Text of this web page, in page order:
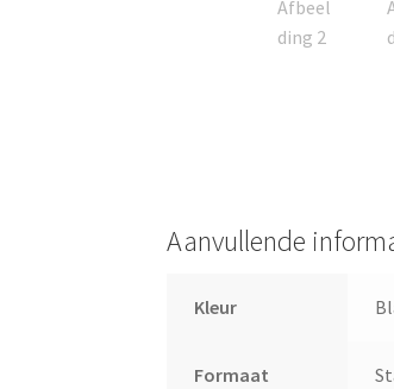
Aanvullende
Kleur
Formaat